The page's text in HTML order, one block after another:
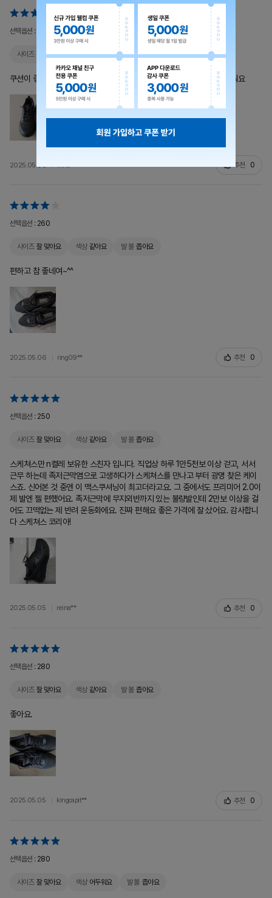
선택옵션 :
사이즈 잘 맞아요 색상 같아요 발 볼 좁아요
쿠션이 좋아요. 와이드핏 고민하다가 일반핏으로 했는데 잘 맞네요. 가벼워요
2025.05.06 inffo** 추천 0
선택옵션 : 260
사이즈 잘 맞아요 색상 같아요 발 볼 좁아요
편하고 참 좋네여~^^
2025.05.06 ring09** 추천 0
선택옵션 : 250
사이즈 잘 맞아요 색상 같아요 발 볼 좁아요
스케쳐스만 n켤레 보유한 스친자 입니다. 직업상 하루 1만5천보 이상 걷고, 서서
근무 하는데 족저근막염으로 고생하다가 스케쳐스를 만나고 부터 광명 찾은 케이
스죠. 신어본 것 중엔 이 맥스쿠셔닝이 최고더라고요. 그 중에서도 프리미어 2.0이
제 발엔 젤 편했어요. 족저근막에 무지외반까지 있는 불량발인데 2만보 이상을 걸
어도 끄떡없는 제 반려 운동화에요. 진짜 편해요 좋은 가격에 잘 샀어요. 감사합니
다 스케쳐스 코리아!
2025.05.05 reina** 추천 0
선택옵션 : 280
사이즈 잘 맞아요 색상 같아요 발 볼 좁아요
좋아요.
2025.05.05 kingcapit** 추천 0
선택옵션 : 280
사이즈 잘 맞아요 색상 어두워요 발 볼 좁아요